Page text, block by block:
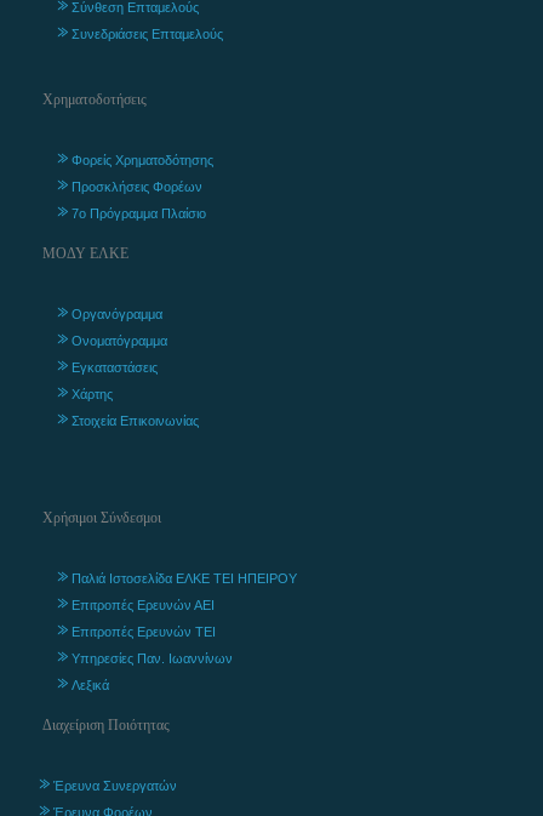
Σύνθεση Επταμελούς
Συνεδριάσεις Επταμελούς
Χρηματοδοτήσεις
Φορείς Χρηματοδότησης
Προσκλήσεις Φορέων
7ο Πρόγραμμα Πλαίσιο
ΜΟΔΥ ΕΛΚΕ
Οργανόγραμμα
Ονοματόγραμμα
Εγκαταστάσεις
Χάρτης
Στοιχεία Επικοινωνίας
Χρήσιμοι Σύνδεσμοι
Παλιά Ιστοσελίδα ΕΛΚΕ ΤΕΙ ΗΠΕΙΡΟΥ
Επιτροπές Ερευνών ΑΕΙ
Επιτροπές Ερευνών ΤΕΙ
Υπηρεσίες Παν. Ιωαννίνων
Λεξικά
Διαχείριση Ποιότητας
Έρευνα Συνεργατών
Έρευνα Φορέων